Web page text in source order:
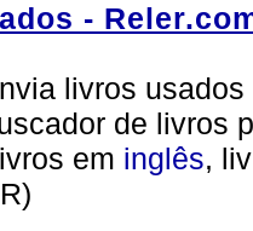
-
livros
de livros
em inglês,